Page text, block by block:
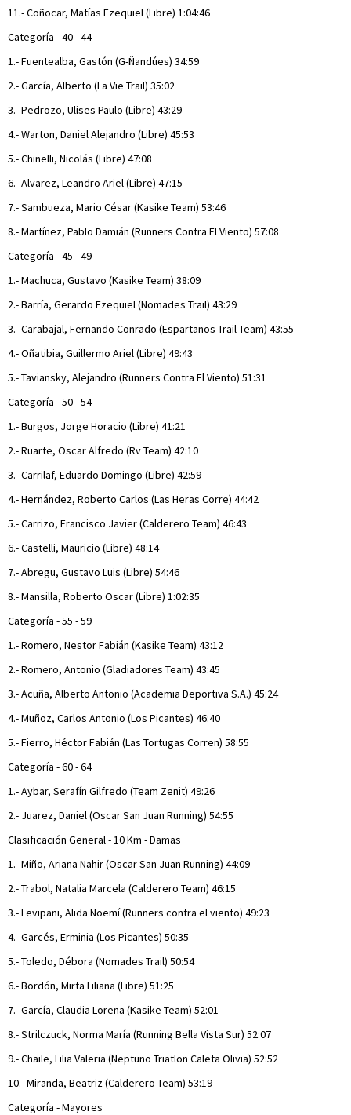
11.- Coñocar, Matías Ezequiel (Libre) 1:04:46
Categoría - 40 - 44
1.- Fuentealba, Gastón (G-Ñandúes) 34:59
2.- García, Alberto (La Vie Trail) 35:02
3.- Pedrozo, Ulises Paulo (Libre) 43:29
4.- Warton, Daniel Alejandro (Libre) 45:53
5.- Chinelli, Nicolás (Libre) 47:08
6.- Alvarez, Leandro Ariel (Libre) 47:15
7.- Sambueza, Mario César (Kasike Team) 53:46
8.- Martínez, Pablo Damián (Runners Contra El Viento) 57:08
Categoría - 45 - 49
1.- Machuca, Gustavo (Kasike Team) 38:09
2.- Barría, Gerardo Ezequiel (Nomades Trail) 43:29
3.- Carabajal, Fernando Conrado (Espartanos Trail Team) 43:55
4.- Oñatibia, Guillermo Ariel (Libre) 49:43
5.- Taviansky, Alejandro (Runners Contra El Viento) 51:31
Categoría - 50 - 54
1.- Burgos, Jorge Horacio (Libre) 41:21
2.- Ruarte, Oscar Alfredo (Rv Team) 42:10
3.- Carrilaf, Eduardo Domingo (Libre) 42:59
4.- Hernández, Roberto Carlos (Las Heras Corre) 44:42
5.- Carrizo, Francisco Javier (Calderero Team) 46:43
6.- Castelli, Mauricio (Libre) 48:14
7.- Abregu, Gustavo Luis (Libre) 54:46
8.- Mansilla, Roberto Oscar (Libre) 1:02:35
Categoría - 55 - 59
1.- Romero, Nestor Fabián (Kasike Team) 43:12
2.- Romero, Antonio (Gladiadores Team) 43:45
3.- Acuña, Alberto Antonio (Academia Deportiva S.A.) 45:24
4.- Muñoz, Carlos Antonio (Los Picantes) 46:40
5.- Fierro, Héctor Fabián (Las Tortugas Corren) 58:55
Categoría - 60 - 64
1.- Aybar, Serafín Gilfredo (Team Zenit) 49:26
2.- Juarez, Daniel (Oscar San Juan Running) 54:55
Clasificación General - 10 Km - Damas
1.- Miño, Ariana Nahir (Oscar San Juan Running) 44:09
2.- Trabol, Natalia Marcela (Calderero Team) 46:15
3.- Levipani, Alida Noemí (Runners contra el viento) 49:23
4.- Garcés, Erminia (Los Picantes) 50:35
5.- Toledo, Débora (Nomades Trail) 50:54
6.- Bordón, Mirta Liliana (Libre) 51:25
7.- García, Claudia Lorena (Kasike Team) 52:01
8.- Strilczuck, Norma María (Running Bella Vista Sur) 52:07
9.- Chaile, Lilia Valeria (Neptuno Triatlon Caleta Olivia) 52:52
10.- Miranda, Beatriz (Calderero Team) 53:19
Categoría - Mayores